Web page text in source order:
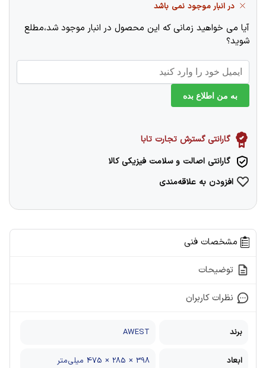
در انبار موجود نمی باشد
آیا می خواهید زمانی که این محصول در انبار موجود شد،مطلع
شوید؟
به من اطلاع بده
گارانتی گسترش تجارت تابا
گارانتی اصالت و سلامت فیزیکی کالا
افزودن به علاقه‌مندی
مشخصات فنی
توضیحات
نظرات کاربران
برند AWEST
ابعاد 398 × 285 × 475 میلی‎‌متر